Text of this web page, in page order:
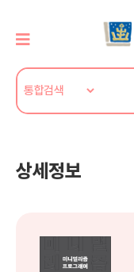
상세정보